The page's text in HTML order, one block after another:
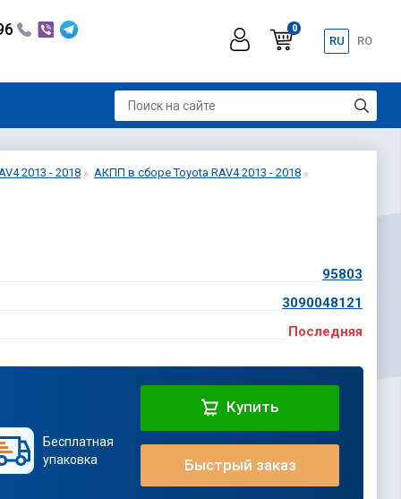
0
RU RO
2013 - 2018 АКПП в сборе Toyota RAV4 2013 - 2018
95803
3090048121
Последняя
Бесплатная
упаковка
Купить
Быстрый заказ